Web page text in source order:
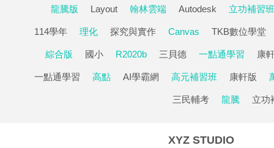
龍騰版 Layout 翰林雲端 Autodesk 立功補習班
114學年 理化 探究與實作 Canvas TKB數位學堂
綜合版 國小 R2020b 三貝德 一點通學習 康
一點通學習 高點 AI學霸網 高元補習班 康軒版
三民輔考 龍騰 立功
XYZ STUDIO